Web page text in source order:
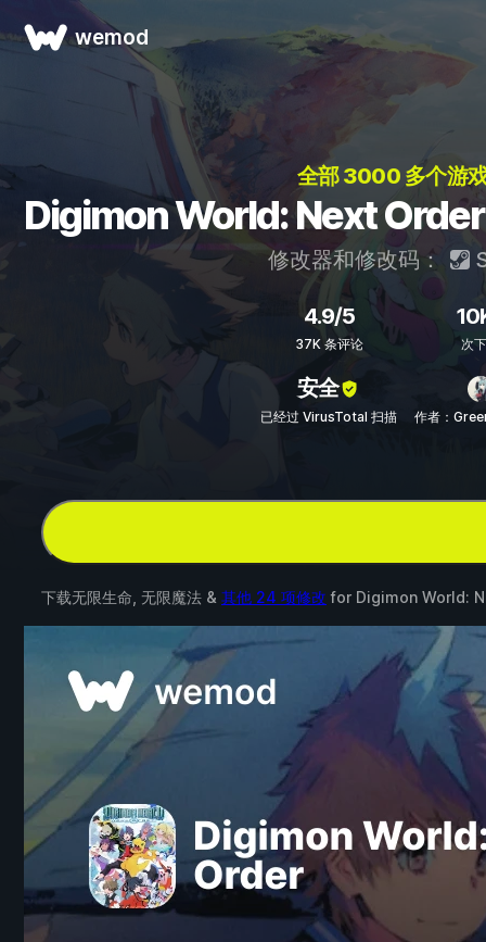
wemod
全部 3000 多个游
Digimon World: Next
修改器和修改码：
4.9/5
37K 条评论 次
安全
已经过 VirusTotal 扫描 作者：
下载无限生命, 无限魔法 & 其他 24 项修改 for Digimon World: